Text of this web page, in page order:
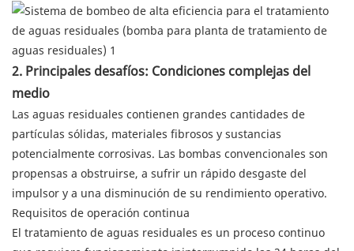
2. Principales desafíos: Condiciones complejas del
medio
Las aguas residuales contienen grandes cantidades de
partículas sólidas, materiales fibrosos y sustancias
potencialmente corrosivas. Las bombas convencionales son
propensas a obstruirse, a sufrir un rápido desgaste del
impulsor y a una disminución de su rendimiento operativo.
Requisitos de operación continua
El tratamiento de aguas residuales es un proceso continuo